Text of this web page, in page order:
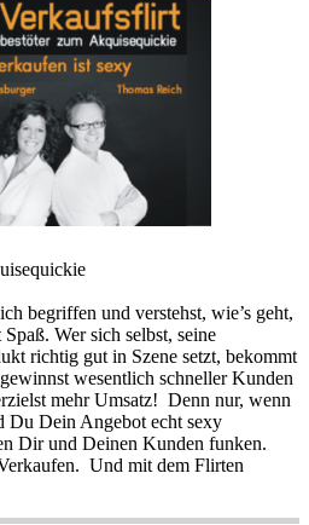
begriffen und verstehst, wie’s geht,
Wer sich selbst, seine
richtig gut in Szene setzt, bekommt
wesentlich schneller Kunden
mehr Umsatz! Denn nur, wenn
Du Dein Angebot echt sexy
Dir und Deinen Kunden funken.
Und mit dem Flirten